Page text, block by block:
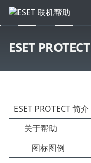
ESET PROTECT